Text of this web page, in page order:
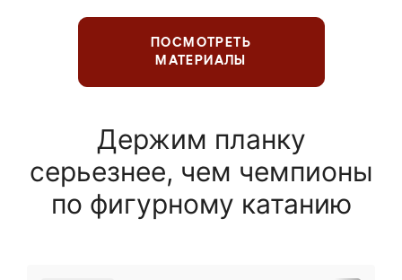
ПОСМОТРЕТЬ
МАТЕРИАЛЫ
Держим планку
серьезнее, чем чемпионы
по фигурному катанию